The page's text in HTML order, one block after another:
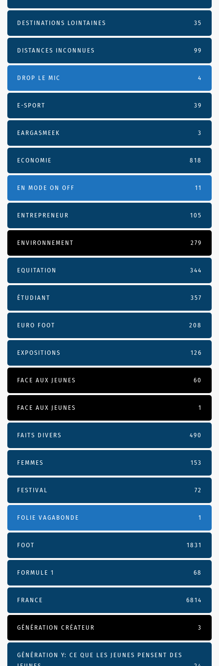
DESTINATIONS LOINTAINES 35
DISTANCES INCONNUES 99
DROP LE MIC 4
E-SPORT 39
EARGASMEEK 3
ECONOMIE 818
EN MODE ON OFF 11
ENTREPRENEUR 105
ENVIRONNEMENT 279
EQUITATION 344
ÉTUDIANT 357
EURO FOOT 208
EXPOSITIONS 126
FACE AUX JEUNES 60
FACE AUX JEUNES 1
FAITS DIVERS 490
FEMMES 153
FESTIVAL 72
FOLIE VAGABONDE 1
FOOT 1831
FORMULE 1 68
FRANCE 6814
GÉNÉRATION CRÉATEUR 3
GÉNÉRATION Y: CE QUE LES JEUNES PENSENT DES